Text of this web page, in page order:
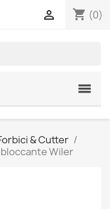
shopping_cart (0)

& Cutter
Wiler